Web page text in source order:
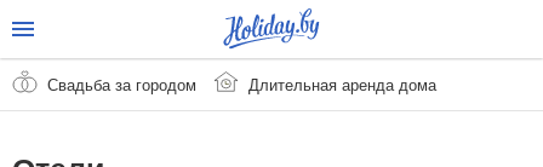
Свадьба за городом Длительная аренда дома